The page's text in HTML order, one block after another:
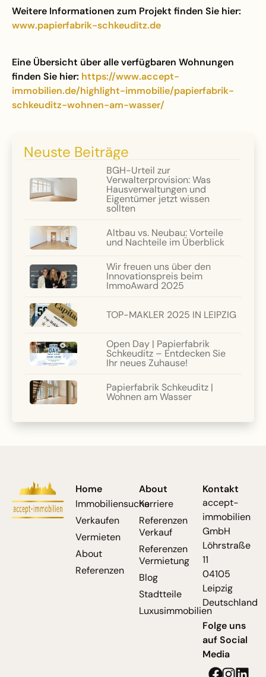
Weitere Informationen zum Projekt finden Sie hier:
www.papierfabrik-schkeuditz.de
Eine Übersicht über alle verfügbaren Wohnungen
finden Sie hier: https://www.accept-
immobilien.de/highlight-immobilie/papierfabrik-
schkeuditz-wohnen-am-wasser/
Neuste Beiträge
BGH-Urteil zur
Verwalterprovision: Was
Hausverwaltungen und
Eigentümer jetzt wissen
sollten
Altbau vs. Neubau: Vorteile
und Nachteile im Überblick
Wir freuen uns über den
Innovationspreis beim
ImmoAward 2025
TOP-MAKLER 2025 IN LEIPZIG
Open Day | Papierfabrik
Schkeuditz – Entdecken Sie
Ihr neues Zuhause!
Papierfabrik Schkeuditz |
Wohnen am Wasser
Home
Immobiliensuche
Verkaufen
Vermieten
About
Referenzen
About
Karriere
Referenzen
Verkauf
Referenzen
Vermietung
Blog
Stadtteile
Luxusimmobilien
Kontakt
accept-
immobilien
GmbH
Löhrstraße
11
04105
Leipzig
Deutschland
Folge uns
auf Social
Media